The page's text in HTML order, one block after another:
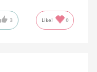
ブルーで、部屋の差し
。とにかく動きが滑ら
3 Like! 0